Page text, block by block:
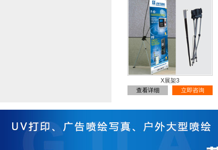
X展架3
查看详细
立即咨询